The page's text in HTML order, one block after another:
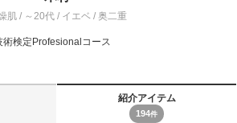
肌 / ～20代 / イエベ / 奥二重
検定Profesionalコース
紹介アイテム
194件